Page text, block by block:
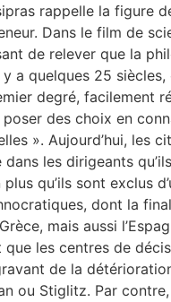
rappelle la
Dans le film de
de relever que la
a quelques 25
degré,
des choix en
». Aujourd’hui, les
les dirigeants
qu’ils sont
dont la
mais aussi
les centres de
de la
ou Stiglitz. Par